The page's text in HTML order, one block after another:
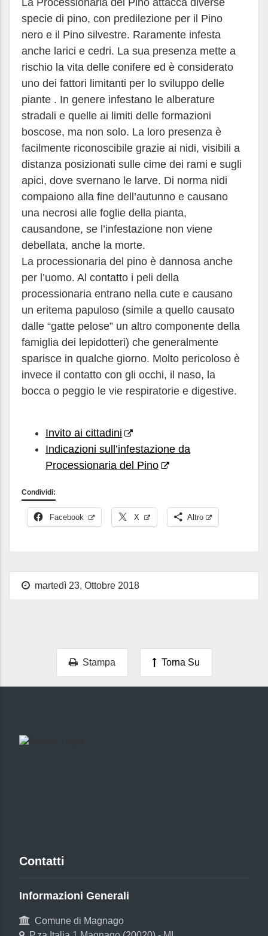
La Processionaria del Pino attacca diverse
specie di pino, con predilezione per il Pino
nero e il Pino silvestre. Raramente infesta
anche larici e cedri. La sua presenza mette a
rischio la vita delle conifere ed è considerato
uno dei fattori limitanti per lo sviluppo delle
piante . In genere infestano le alberature
stradali e quelle ai limiti delle formazioni
boscose, ma non solo. La loro presenza è
facilmente riconoscibile grazie ai nidi, visibili a
distanza posizionati sulle cime dei rami e sugli
apici, dove svernano le larve. Di norma nidi
compaiono alla fine dell’autunno e causano
una necrosi alle foglie della pianta,
causandone, se l’infestazione non viene
debellata, anche la morte.
La processionaria del pino è dannosa anche
per l’uomo. Al contatto i peli della
processionaria entrano nella cute e causano
un eritema papuloso (simile a quello causato
dalle “gatte pelose” un altro componente della
famiglia dei lepidotteri) che generalmente
sparisce in qualche giorno. Molto pericoloso è
invece il contatto con gli occhi, il naso, la
bocca o peggio le vie respiratorie e digestive.
Invito ai cittadini
Indicazioni sull’infestazione da
Processionaria del Pino
Condividi:
Facebook X Altro
martedì 23, Ottobre 2018
Stampa Torna Su
Contatti
Informazioni Generali
Comune di Magnago